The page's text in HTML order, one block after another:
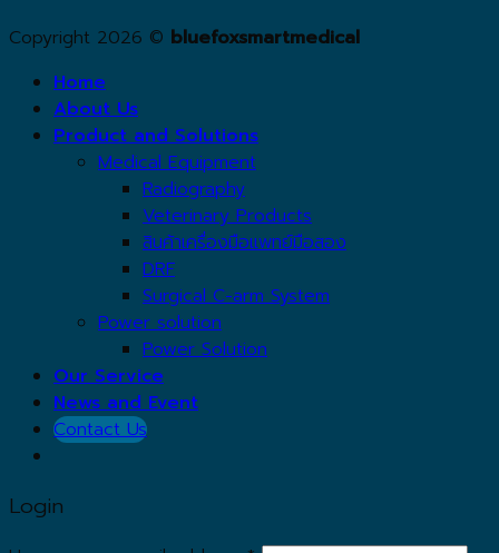
Copyright 2026 © bluefoxsmartmedical
Home
About Us
Product and Solutions
Medical Equipment
Radiography
Veterinary Products
สินค้าเครื่องมือแพทย์มือสอง
DRF
Surgical C-arm System
Power solution
Power Solution
Our Service
News and Event
Contact Us
Login